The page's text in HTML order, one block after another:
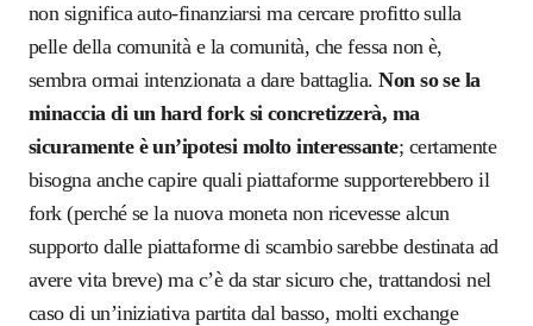
non significa auto-finanziarsi ma cercare profitto sulla
pelle della comunità e la comunità, che fessa non è,
sembra ormai intenzionata a dare battaglia.Non so se la
minaccia di un hard fork si concretizzerà, ma
sicuramente è un’ipotesi molto interessante; certamente
bisogna anche capire quali piattaforme supporterebbero il
fork (perché se la nuova moneta non ricevesse alcun
supporto dalle piattaforme di scambio sarebbe destinata ad
avere vita breve) ma c’è da star sicuro che, trattandosi nel
caso di un’iniziativa partita dal basso, molti exchange